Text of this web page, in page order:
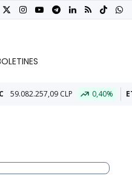
0,40% ETH 1.737.298,27 CLP